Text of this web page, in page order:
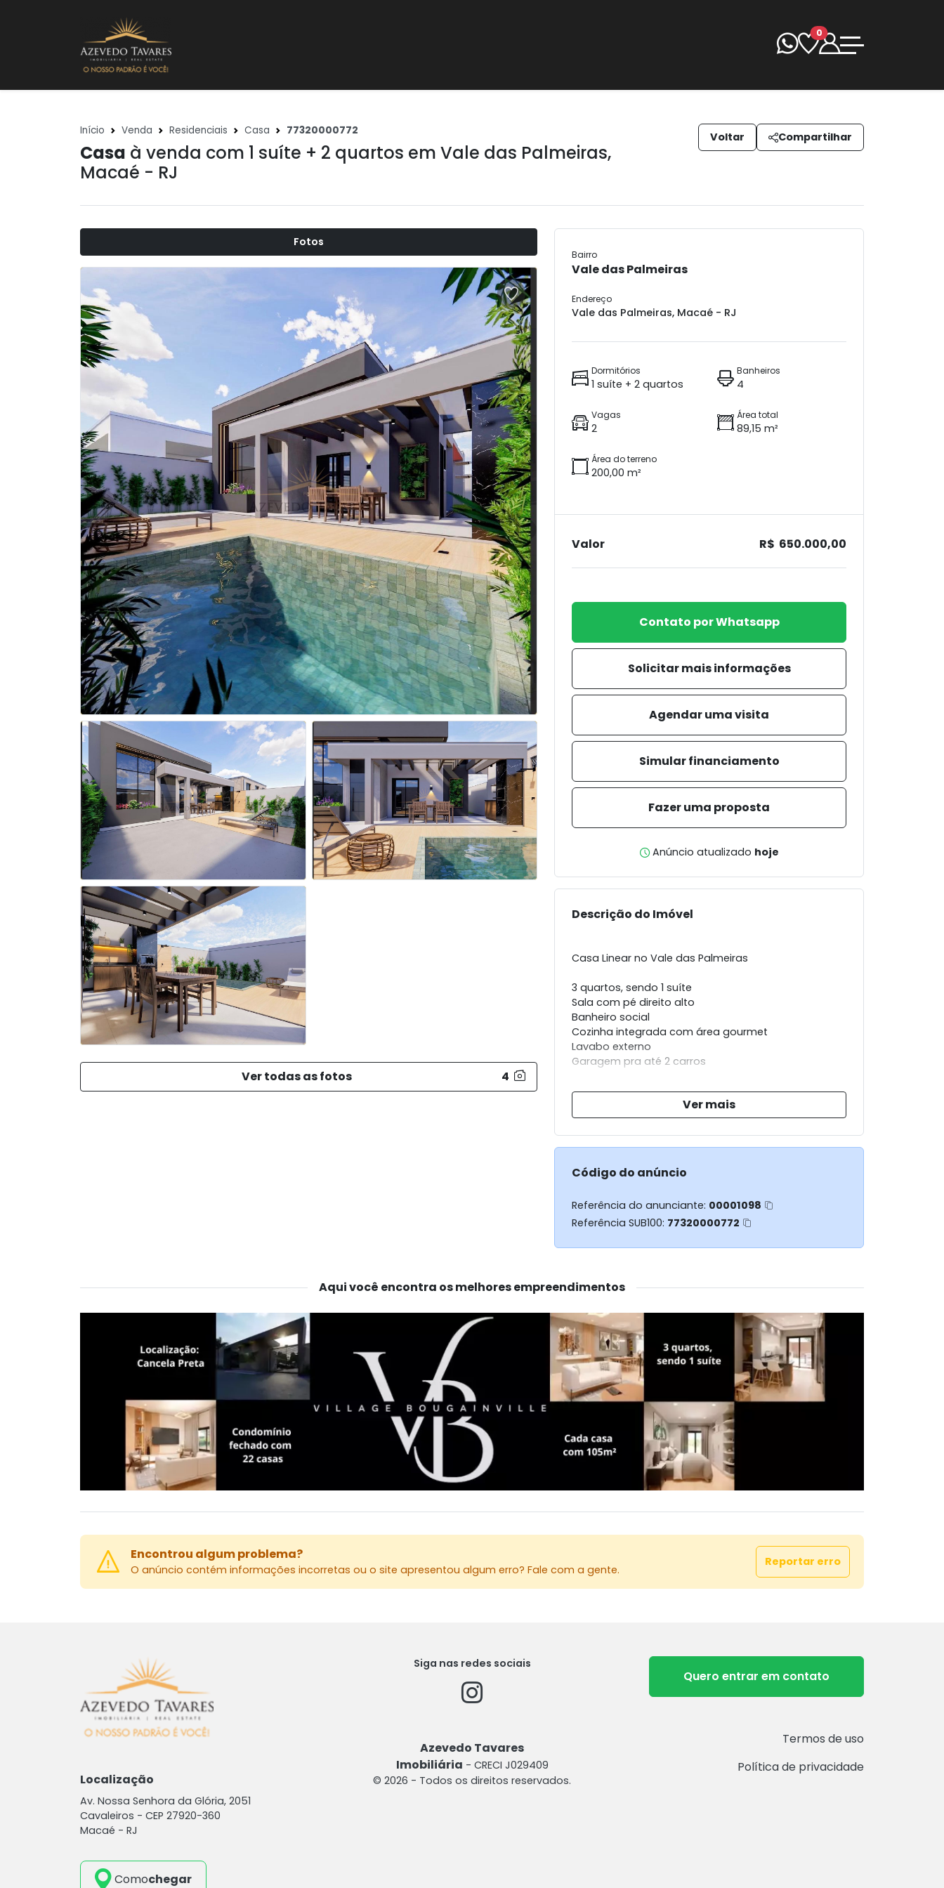
0
Início Venda Residenciais Casa 77320000772
Casa à venda com 1 suíte + 2 quartos em Vale das Palmeiras,
Macaé - RJ
Voltar Compartilhar
Fotos
Ver todas as fotos 4
Bairro
Vale das Palmeiras
Endereço
Vale das Palmeiras, Macaé - RJ
Dormitórios
1 suíte + 2 quartos
Banheiros
4
Vagas
2
Área total
89,15 m²
Área do terreno
200,00 m²
Valor R$ 650.000,00
Contato por Whatsapp
Solicitar mais informações
Agendar uma visita
Simular financiamento
Fazer uma proposta
Anúncio atualizado hoje
Descrição do Imóvel
Casa Linear no Vale das Palmeiras
3 quartos, sendo 1 suíte
Sala com pé direito alto
Banheiro social
Cozinha integrada com área gourmet
Lavabo externo
Garagem pra até 2 carros
*Piscina com deck (será acrescentado um valor se
*Arquitetura moderna.
Área terreno: 200 m²
Área construída: 89,15m²
Obs.: Duas casas disponíveis, com configuração
Ver mais
Código do anúncio
Referência do anunciante: 00001098
Referência SUB100: 77320000772
Aqui você encontra os melhores empreendimentos
Encontrou algum problema?
O anúncio contém informações incorretas ou o site apresentou algum erro? Fale com a gente.
Reportar erro
Localização
Av. Nossa Senhora da Glória, 2051
Cavaleiros - CEP 27920-360
Macaé - RJ
Comochegar
Siga nas redes sociais
Azevedo Tavares
Imobiliária - CRECI J029409
© 2026 - Todos os direitos reservados.
Quero entrar em contato
Termos de uso
Política de privacidade